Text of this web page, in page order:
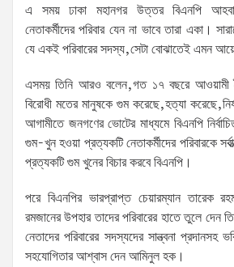
এ সময় ঢাকা মহানগর উত্তর বিএনপি
নেতাকর্মীদের পরিবার যেন না ভাবে তারা একা।
যে একই পরিবারের সদস্য,সেটা বোঝাতেই এমন
এসময় তিনি আরও বলেন,গত ১৭ বছরে আওয়ামী
বিরোধী মতের মানুষকে গুম করেছে,হত্যা
আগামীতে জনগণের ভোটের মাধ্যমে বিএনপি
গুম-খুন হওয়া প্রত্যকটি নেতাকর্মীদের পরিবারকে
প্রত্যকটি গুম খুনের বিচার করবে বিএনপি।
পরে বিএনপির ভারপ্রাপ্ত চেয়ারম্যান তারেক
রমজানের উপহার তাদের পরিবারের হাতে তুলে
নেতাদের পরিবারের সদস্যদের সান্ত্বনা প্রদানসহ
সহযোগিতার আশ্বাস দেন আমিনুল হক।